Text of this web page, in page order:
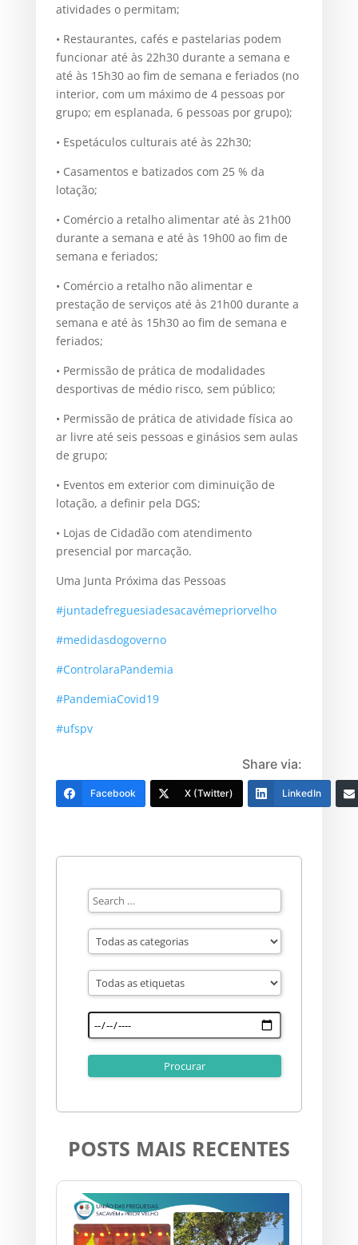
atividades o permitam;
• Restaurantes, cafés e pastelarias podem
funcionar até às 22h30 durante a semana e
até às 15h30 ao fim de semana e feriados (no
interior, com um máximo de 4 pessoas por
grupo; em esplanada, 6 pessoas por grupo);
• Espetáculos culturais até às 22h30;
• Casamentos e batizados com 25 % da
lotação;
• Comércio a retalho alimentar até às 21h00
durante a semana e até às 19h00 ao fim de
semana e feriados;
• Comércio a retalho não alimentar e
prestação de serviços até às 21h00 durante a
semana e até às 15h30 ao fim de semana e
feriados;
• Permissão de prática de modalidades
desportivas de médio risco, sem público;
• Permissão de prática de atividade física ao
ar livre até seis pessoas e ginásios sem aulas
de grupo;
• Eventos em exterior com diminuição de
lotação, a definir pela DGS;
• Lojas de Cidadão com atendimento
presencial por marcação.
Uma Junta Próxima das Pessoas
#juntadefreguesiadesacavémepriorvelho
#medidasdogoverno
#ControlaraPandemia
#PandemiaCovid19
#ufspv
Share via:
Facebook X (Twitter) LinkedIn
POSTS MAIS RECENTES